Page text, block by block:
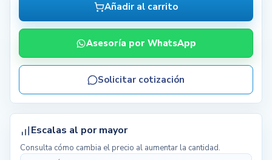
Añadir al carrito
Asesoría por WhatsApp
Solicitar cotización
Escalas al por mayor
Consulta cómo cambia el precio al aumentar la cantidad.